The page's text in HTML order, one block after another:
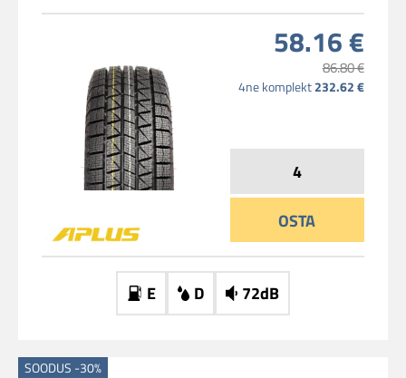
58.16 €
86.80 €
4ne komplekt 232.62 €
OSTA
E D 72dB
SOODUS -30%